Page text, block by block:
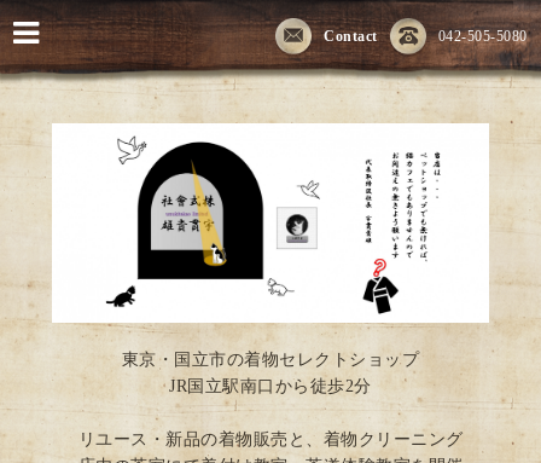
042-505-5080
Contact
東京・国立市の着物セレクトショップ
JR国立駅南口から徒歩2分
リユース・新品の着物販売と、着物クリーニング